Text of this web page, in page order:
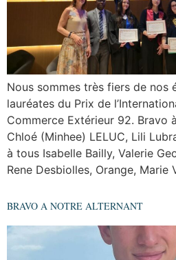
Nous sommes très fiers de nos
lauréates du Prix de
Commerce Extérieur 92. Bravo
Chloé (Minhee) LELUC, Lili
à tous Isabelle Bailly, Valerie
Rene Desbiolles, Orange, Marie
BRAVO A NOTRE ALTERNANT